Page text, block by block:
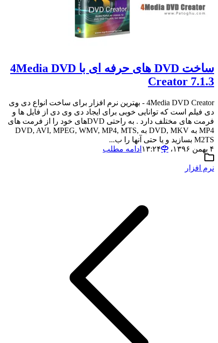
ساخت DVD های حرفه ای با 4Media DVD
Creator 7.1.3
4Media DVD Creator - بهترین نرم افزار برای ساخت انواع دی وی
دی فیلم است که توانایی خوبی برای ایجاد دی وی دی از فایل ها و
فرمت های مختلف دارد . به راحتی DVDهای خود را از فرمت های
MP4 به DVD, MKV به DVD, AVI, MPEG, WMV, MP4, MTS,
M2TS بسازید و یا حتی آنها را ب...
۴ بهمن ۱۳۹۶،‏ ۱۳:۲۴
ادامه مطلب
نرم افزار